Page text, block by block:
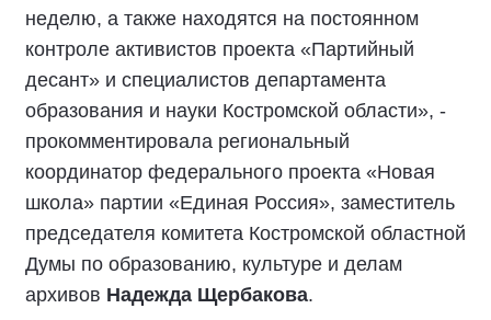
неделю, а также находятся на постоянном
контроле активистов проекта «Партийный
десант» и специалистов департамента
образования и науки Костромской области», -
прокомментировала региональный
координатор федерального проекта «Новая
школа» партии «Единая Россия», заместитель
председателя комитета Костромской областной
Думы по образованию, культуре и делам
архивов Надежда Щербакова.